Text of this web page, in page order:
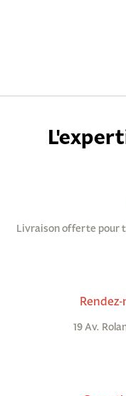
Livraison offerte pour
19 Av.